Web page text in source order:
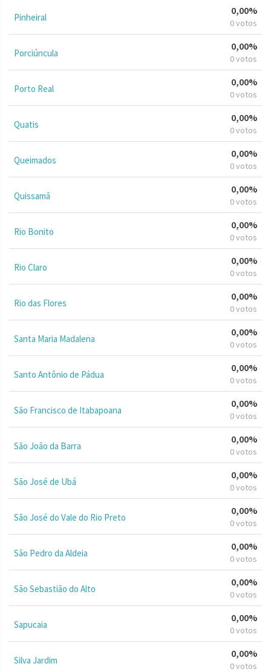
Pinheiral
0,00%
0 votos
Porciúncula
0,00%
0 votos
Porto Real
0,00%
0 votos
Quatis
0,00%
0 votos
Queimados
0,00%
0 votos
Quissamã
0,00%
0 votos
Rio Bonito
0,00%
0 votos
Rio Claro
0,00%
0 votos
Rio das Flores
0,00%
0 votos
Santa Maria Madalena
0,00%
0 votos
Santo Antônio de Pádua
0,00%
0 votos
São Francisco de Itabapoana
0,00%
0 votos
São João da Barra
0,00%
0 votos
São José de Ubá
0,00%
0 votos
São José do Vale do Rio Preto
0,00%
0 votos
São Pedro da Aldeia
0,00%
0 votos
São Sebastião do Alto
0,00%
0 votos
Sapucaia
0,00%
0 votos
Silva Jardim
0,00%
0 votos